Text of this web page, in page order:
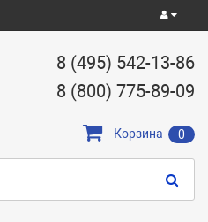
8 (495) 542-13-86
8 (800) 775-89-09
Корзина 0